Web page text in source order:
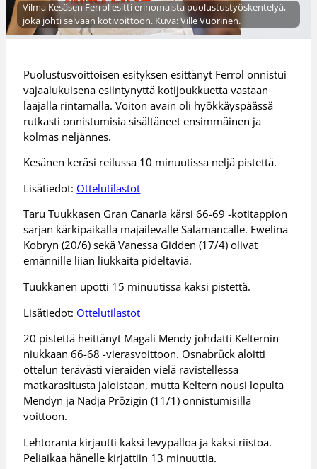
Vilma Kesäsen Ferrol esitti erinomaista puolustustyöskentelyä,
joka johti selvään kotivoittoon. Kuva: Ville Vuorinen.
Puolustusvoittoisen esityksen esittänyt Ferrol onnistui
vajaalukuisena esiintynyttä kotijoukkuetta vastaan
laajalla rintamalla. Voiton avain oli hyökkäyspäässä
rutkasti onnistumisia sisältäneet ensimmäinen ja
kolmas neljännes.
Kesänen keräsi reilussa 10 minuutissa neljä pistettä.
Lisätiedot: Ottelutilastot
Taru Tuukkasen Gran Canaria kärsi 66-69 -kotitappion
sarjan kärkipaikalla majailevalle Salamancalle. Ewelina
Kobryn (20/6) sekä Vanessa Gidden (17/4) olivat
emännille liian liukkaita pideltäviä.
Tuukkanen upotti 15 minuutissa kaksi pistettä.
Lisätiedot: Ottelutilastot
20 pistettä heittänyt Magali Mendy johdatti Kelternin
niukkaan 66-68 -vierasvoittoon. Osnabrück aloitti
ottelun terävästi vieraiden vielä ravistellessa
matkarasitusta jaloistaan, mutta Keltern nousi lopulta
Mendyn ja Nadja Prözigin (11/1) onnistumisilla
voittoon.
Lehtoranta kirjautti kaksi levypalloa ja kaksi riistoa.
Peliaikaa hänelle kirjattiin 13 minuuttia.